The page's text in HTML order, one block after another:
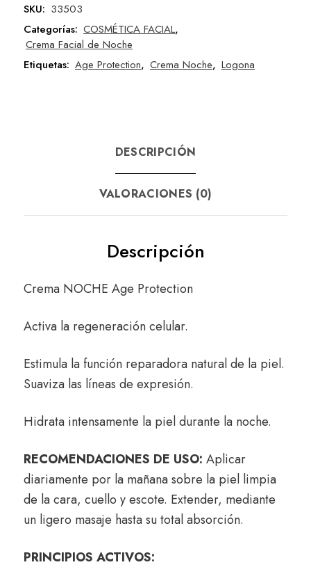
SKU: 33503
Categorías: COSMÉTICA FACIAL,
Crema Facial de Noche
Etiquetas: Age Protection, Crema Noche, Logona
DESCRIPCIÓN
VALORACIONES (0)
Descripción
Crema NOCHE Age Protection
Activa la regeneración celular.
Estimula la función reparadora natural de la piel.
Suaviza las líneas de expresión.
Hidrata intensamente la piel durante la noche.
RECOMENDACIONES DE USO: Aplicar
diariamente por la mañana sobre la piel limpia
de la cara, cuello y escote. Extender, mediante
un ligero masaje hasta su total absorción.
PRINCIPIOS ACTIVOS: